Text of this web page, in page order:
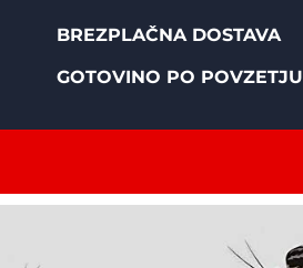
BREZPLAČNA DOSTAVA
GOTOVINO PO POVZETJU